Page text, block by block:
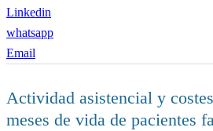
Linkedin
whatsapp
Email
Actividad asistencial y
meses de vida de pacientes